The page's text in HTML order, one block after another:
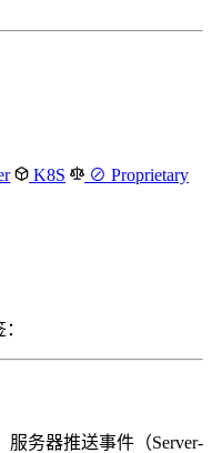
K8S ⊘ Proprietary
服务器推送事件（Server-